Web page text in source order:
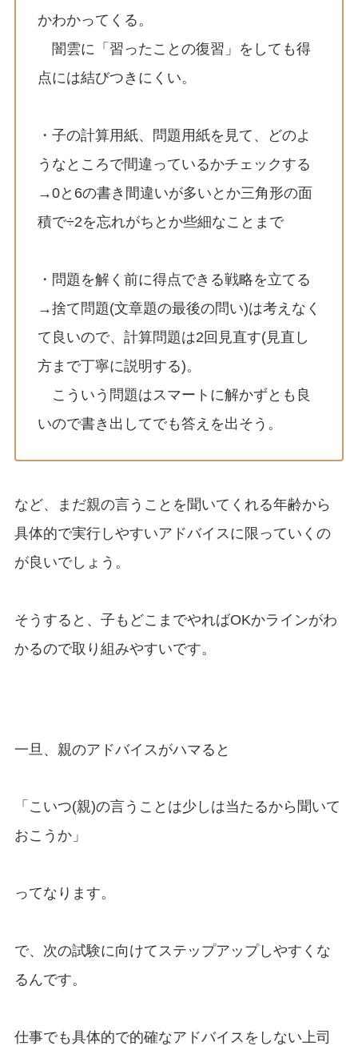
かわかってくる。
闇雲に「習ったことの復習」をしても得
点には結びつきにくい。
・子の計算用紙、問題用紙を見て、どのよ
うなところで間違っているかチェックする
→0と6の書き間違いが多いとか三角形の面
積で÷2を忘れがちとか些細なことまで
・問題を解く前に得点できる戦略を立てる
→捨て問題(文章題の最後の問い)は考えなく
て良いので、計算問題は2回見直す(見直し
方まで丁寧に説明する)。
こういう問題はスマートに解かずとも良
いので書き出してでも答えを出そう。
など、まだ親の言うことを聞いてくれる年齢から
具体的で実行しやすいアドバイスに限っていくの
が良いでしょう。
そうすると、子もどこまでやればOKかラインがわ
かるので取り組みやすいです。
一旦、親のアドバイスがハマると
「こいつ(親)の言うことは少しは当たるから聞いて
おこうか」
ってなります。
で、次の試験に向けてステップアップしやすくな
るんです。
仕事でも具体的で的確なアドバイスをしない上司